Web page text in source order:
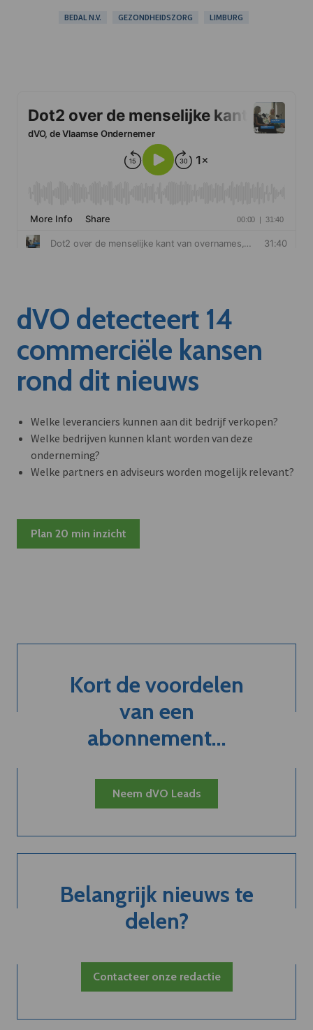
BEDAL N.V. GEZONDHEIDSZORG LIMBURG
dVO detecteert 14
commerciële kansen
rond dit nieuws
Welke leveranciers kunnen aan dit bedrijf verkopen?
Welke bedrijven kunnen klant worden van deze
onderneming?
Welke partners en adviseurs worden mogelijk relevant?
Plan 20 min inzicht
Kort de voordelen
van een
abonnement...
Neem dVO Leads
Belangrijk nieuws te
delen?
Contacteer onze redactie